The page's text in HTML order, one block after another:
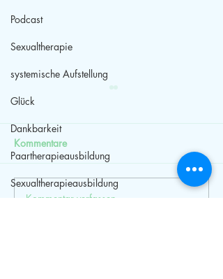
Podcast
Sexualtherapie
systemische Aufstellung
Glück
Dankbarkeit
Paartherapieausbildung
Sexualtherapieausbildung
Bildungsurlaub
Kommentare
Kommentar verfassen...